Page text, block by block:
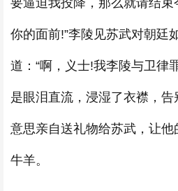
要逼迫我投降，那么就请结
你的面前!”李陵见苏武对朝廷
道：“啊，义士!我李陵与卫律
是眼泪直流，浸湿了衣襟，
意思亲自送礼物给苏武，让
牛羊。